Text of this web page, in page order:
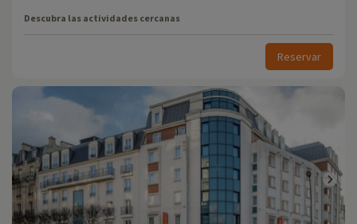
Descubra las actividades cercanas
Reservar